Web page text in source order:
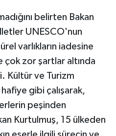
belirten Bakan
UNESCO'nun
varlıkların iadesine
çok zor şartlar altında
Kültür ve Turizm
hafiye gibi çalışarak,
peşinden
Kurtulmuş, 15 ülkeden